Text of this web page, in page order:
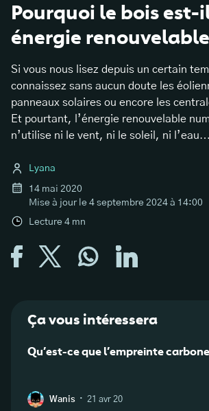
Pourquoi le bois est-
énergie
Si vous nous lisez depuis un certain
connaissez sans aucun doute les
panneaux solaires ou encore les
Et pourtant, l’énergie renouvelable
n’utilise ni le vent, ni le soleil, ni l’eau…
Lyana
14 mai 2020
Mise à jour le 4 septembre 2024 à 14:00
Lecture 4 mn
Ça vous intéressera
Qu’est-ce que l’empreinte
Wanis · 21 avr 20